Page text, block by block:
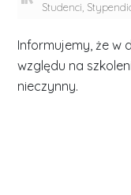
Studenci,
Informujemy, że w
względu na
nieczynny.